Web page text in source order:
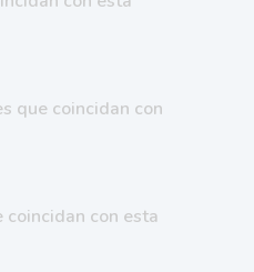
que coincidan con
coincidan con esta